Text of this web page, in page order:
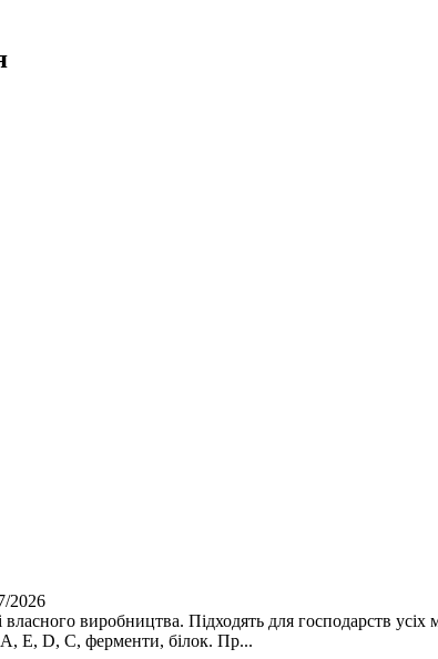
2026
виробництва. Підходять для господарств
E, D, C, ферменти, білок. Пр...